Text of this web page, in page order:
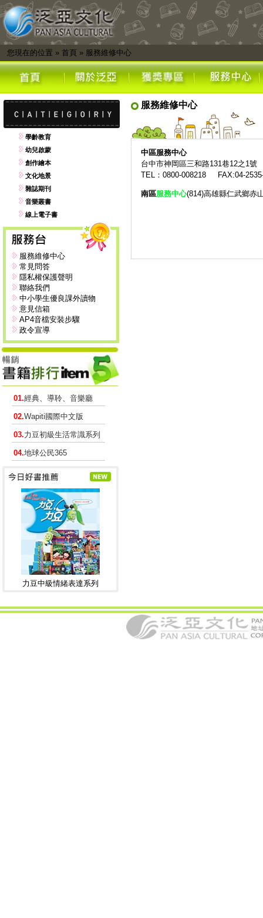
您現在的位置 » 首頁 » 服務維修中心
學齡教育
幼兒啟蒙
創作繪本
文化地景
雜誌期刊
音樂叢書
線上電子書
服務維修中心
常見問答
隱私權保護聲明
聯絡我們
中小學生優良課外讀物
意見信箱
AP4音檔安裝步驟
政令宣導
01.經典、導聆、音樂廳
02.Wapiti國際中文版
03.力豆初級生活常識系列
04.地球公民365
力豆中級情緒表達系列
服務維修中心
中區服務中心
台中市神岡區三和路131巷12之1號
TEL：0800-008218 FAX:04-
南區服務中心(814)高雄縣仁武鄉赤